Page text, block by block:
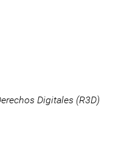
Digitales (R3D)